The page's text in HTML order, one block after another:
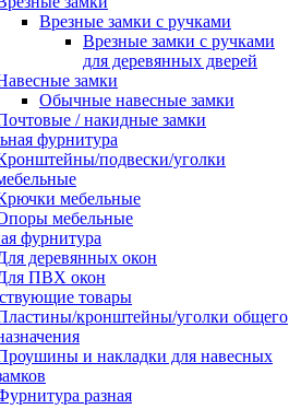
Врезные замки с ручками
Врезные замки с ручками
для деревянных дверей
замки
Обычные навесные замки
/ накидные замки
фурнитура
подвески/уголки
мебельные
мебельные
фурнитура
деревянных окон
ПВХ окон
товары
кронштейны/уголки общего
и накладки для навесных
разная